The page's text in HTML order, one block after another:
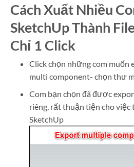
Cách Xuất Nhiều
SketchUp Thành
Chỉ 1 Click
Click chọn những com muốn
multi component- chọn thư
Com bạn chọn đã được
riêng, rất thuận tiện cho việc
SketchUp